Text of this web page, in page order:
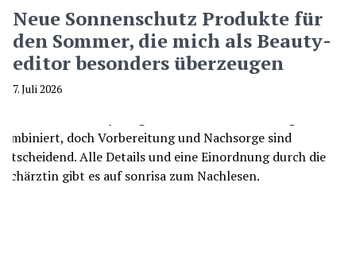
Neue Sonnenschutz Produkte für
den Sommer, die mich als Beauty-
editor besonders überzeugen
7. Juli 2026